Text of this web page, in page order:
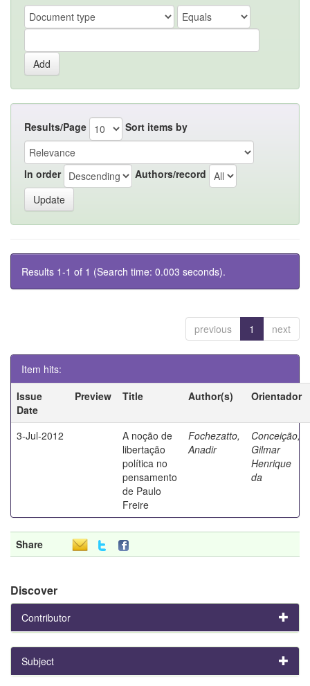
Results/Page Sort items by
In order Authors/record
Results 1-1 of 1 (Search time: 0.003 seconds).
previous 1 next
Item hits:
Issue
Date
Preview Title Author(s) Orientador
3-Jul-2012
A noção de
libertação
política no
pensamento
de Paulo
Freire
Fochezatto,
Anadir
Conceição,
Gilmar
Henrique
da
Share
Discover
Contributor
Subject